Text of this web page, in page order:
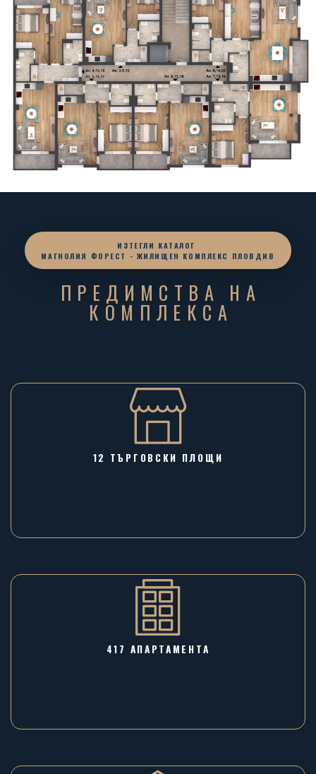
ИЗТЕГЛИ КАТАЛОГ
МАГНОЛИЯ ФОРЕСТ - ЖИЛИЩЕН КОМПЛЕКС ПЛОВДИВ
ПРЕДИМСТВА НА
КОМПЛЕКСА
12 ТЪРГОВСКИ ПЛОЩИ
417 АПАРТАМЕНТА